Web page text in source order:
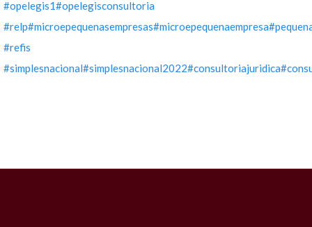
#opelegis1#opelegisconsultoria
#relp#microepequenasempresas#microepequenaempresa
#refis
#simplesnacional#simplesnacional2022#consultoriajuridica